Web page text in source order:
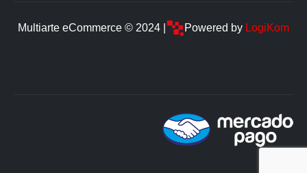
Multiarte eCommerce © 2024 | Powered by LogiKom